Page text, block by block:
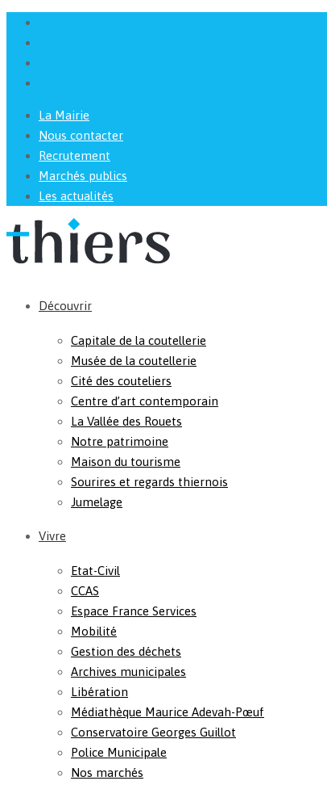
La Mairie
Nous contacter
Recrutement
Marchés publics
Les actualités
Découvrir
Capitale de la coutellerie
Musée de la coutellerie
Cité des couteliers
Centre d’art contemporain
La Vallée des Rouets
Notre patrimoine
Maison du tourisme
Sourires et regards thiernois
Jumelage
Vivre
Etat-Civil
CCAS
Espace France Services
Mobilité
Gestion des déchets
Archives municipales
Libération
Médiathèque Maurice Adevah-Pœuf
Conservatoire Georges Guillot
Police Municipale
Nos marchés